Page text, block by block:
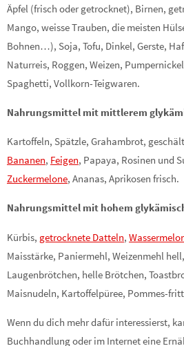
Äpfel (frisch oder getrocknet), Birnen,
Mango, weisse Trauben, die meisten
Bohnen…), Soja, Tofu, Dinkel, Gerste,
Naturreis, Roggen, Weizen,
Spaghetti, Vollkorn-Teigwaren.
Nahrungsmittel mit mittlerem
Kartoffeln, Spätzle, Grahambrot,
Bananen, Feigen, Papaya, Rosinen und
Zuckermelone, Ananas, Aprikosen frisch.
Nahrungsmittel mit hohem
Kürbis, getrocknete Datteln,
Maisstärke, Paniermehl, Weizenmehl
Laugenbrötchen, helle Brötchen,
Maisnudeln, Kartoffelpüree, Pommes-
Wenn du dich mehr dafür interessierst,
Buchhandlung oder im Internet eine